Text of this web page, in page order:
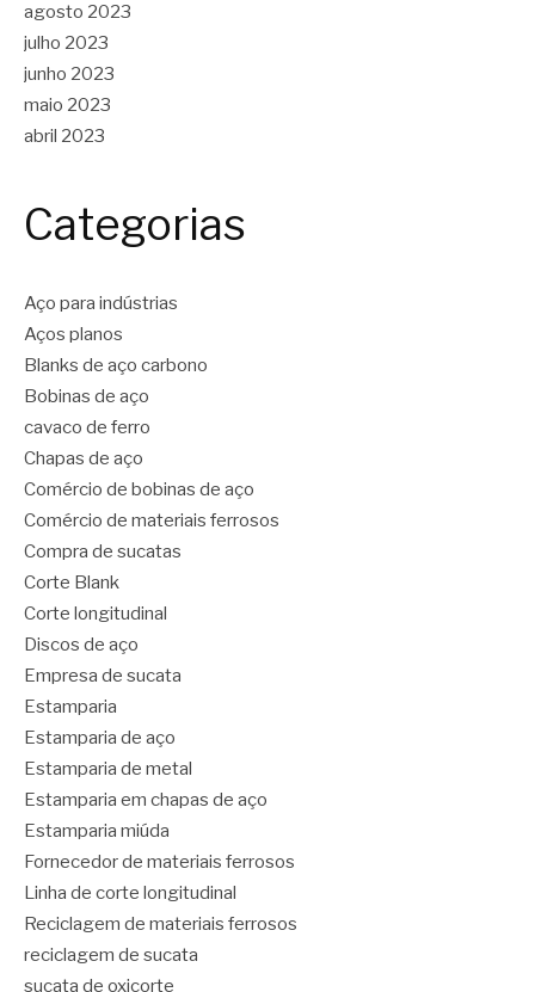
agosto 2023
julho 2023
junho 2023
maio 2023
abril 2023
Categorias
Aço para indústrias
Aços planos
Blanks de aço carbono
Bobinas de aço
cavaco de ferro
Chapas de aço
Comércio de bobinas de aço
Comércio de materiais ferrosos
Compra de sucatas
Corte Blank
Corte longitudinal
Discos de aço
Empresa de sucata
Estamparia
Estamparia de aço
Estamparia de metal
Estamparia em chapas de aço
Estamparia miúda
Fornecedor de materiais ferrosos
Linha de corte longitudinal
Reciclagem de materiais ferrosos
reciclagem de sucata
sucata de oxicorte